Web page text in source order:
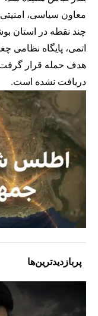
معاون سیاسی، امنیتی
چند نقطه در استان
اتمی، پایگاه نظامی
هدف حمله قرار گرفت
دریافت نشده است.
پربازدیدترین‌ها